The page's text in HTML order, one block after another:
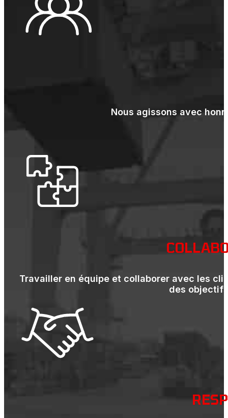
Nous agissons avec
Travailler en équipe et collaborer avec les
des